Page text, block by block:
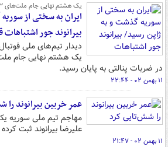
یک هشتم نهایی جام ملت‌های ۲۰۲۳ آسیا - قطر
ایران به سختی از
بیرانوند جور
دیدار تیم‌های ملی
یک هشتم نهایی جام
در ضربات پنالتی به پایان رسید.
۱۱ بهمن ۰۲ - ۲۲:۴۴
عمر خربین بیرانوند را
مهاجم تیم ملی سوریه
علیرضا بیرانوند ثبت
۱۱ بهمن ۰۲ - ۲۱:۴۷